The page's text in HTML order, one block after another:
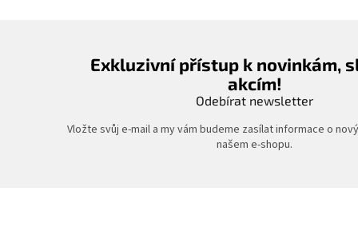
Exkluzivní přístup k novinkám,
akcím!
Odebírat newsletter
Vložte svůj e-mail a my vám budeme zasílat informace o
našem e-shopu.